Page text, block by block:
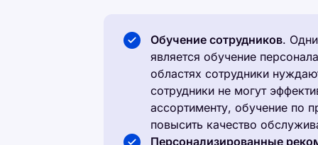
Обучение сотрудников.
является обучение
областях сотрудники
сотрудники не могут
ассортименту, обучение по
повысить качество
Персонализированные